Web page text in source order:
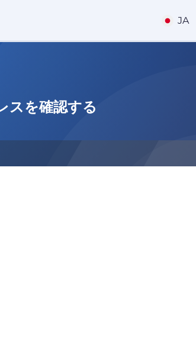
JA
スを確認する